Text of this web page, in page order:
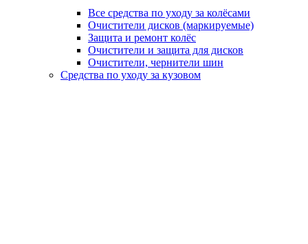
Все средства по уходу за колёсами
Очистители дисков (маркируемые)
Защита и ремонт колёс
Очистители и защита для дисков
Очистители, чернители шин
Средства по уходу за кузовом